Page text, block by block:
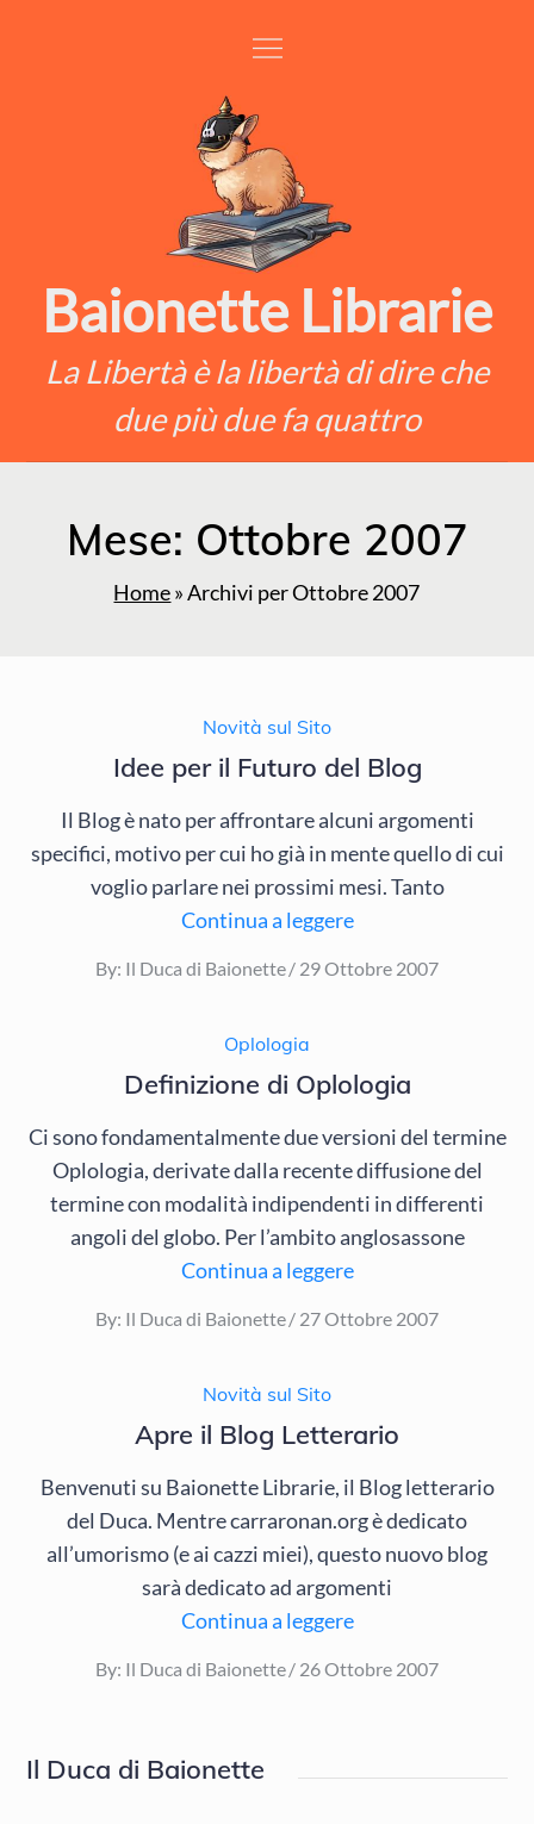
Baionette Librarie
La Libertà è la libertà di dire che
due più due fa quattro
Mese: Ottobre 2007
Home»Archivi per Ottobre 2007
Novità sul Sito
Idee per il Futuro del Blog
Il Blog è nato per affrontare alcuni argomenti
specifici, motivo per cui ho già in mente quello di cui
voglio parlare nei prossimi mesi. Tanto
Continua a leggere
By: Il Duca di Baionette
Posted
29 Ottobre 2007
Oplologia
Definizione di Oplologia
Ci sono fondamentalmente due versioni del termine
Oplologia, derivate dalla recente diffusione del
termine con modalità indipendenti in differenti
angoli del globo. Per l’ambito anglosassone
Continua a leggere
By: Il Duca di Baionette
Posted
27 Ottobre 2007
Novità sul Sito
Apre il Blog Letterario
Benvenuti su Baionette Librarie, il Blog letterario
del Duca. Mentre carraronan.org è dedicato
all’umorismo (e ai cazzi miei), questo nuovo blog
sarà dedicato ad argomenti
Continua a leggere
By: Il Duca di Baionette
Posted
26 Ottobre 2007
Il Duca di Baionette